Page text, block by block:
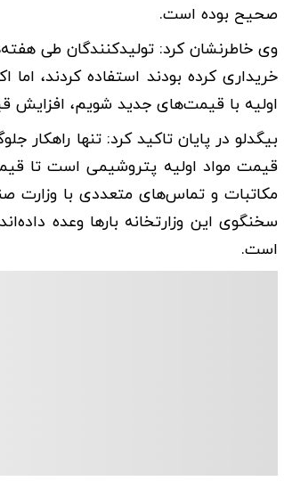
صحیح بوده است.
وی خاطرنشان کرد: تولیدکنندگان طی
خریداری کرده بودند استفاده کردند،
اولیه با قیمت‌های جدید شویم، افزایش
بیگدلو در پایان تاکید کرد: تنها
قیمت مواد اولیه پتروشیمی است تا
مکاتبات و تماس‌های متعددی با وزارت
سخنگوی این وزارتخانه بار‌ها وعده
است.